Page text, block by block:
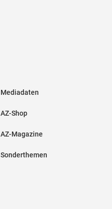
Mediadaten
AZ-Shop
AZ-Magazine
Sonderthemen